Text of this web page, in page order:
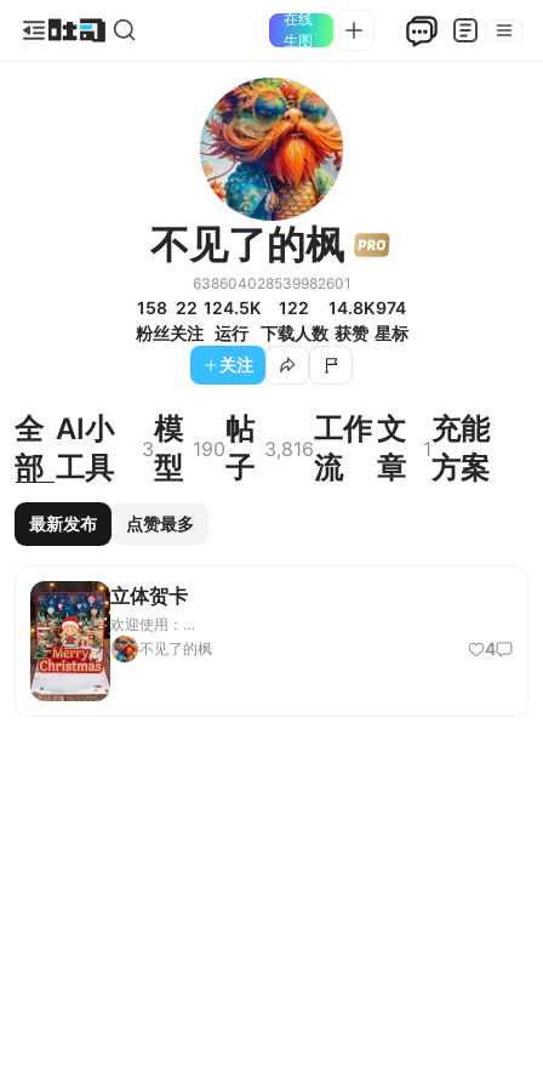
在线
生图
不见了的枫
638604028539982601
158
粉丝
22
关注
124.5K
运行
122
下载人数
14.8K
获赞
974
星标
关注
全
部
AI小
工具
3
模
型
190
帖
子
3,816
工作
流
文
章
1
充能
方案
最新发布 点赞最多
立体贺卡
欢迎使用：
https://tusiart.com/models/805991844799491449?
source_id=nz2-oFjmlUO7ofAjYHb39RAn
不见了的枫 4